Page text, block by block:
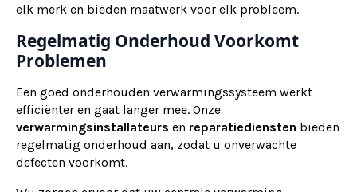
elk merk en bieden maatwerk voor elk probleem.
Regelmatig Onderhoud Voorkomt
Problemen
Een goed onderhouden verwarmingssysteem werkt
efficiënter en gaat langer mee. Onze
verwarmingsinstallateurs en reparatiediensten bieden
regelmatig onderhoud aan, zodat u onverwachte
defecten voorkomt.